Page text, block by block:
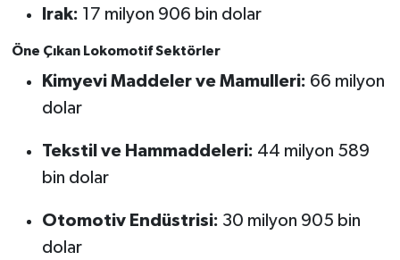
Irak: 17 milyon 906 bin dolar
Öne Çıkan Lokomotif Sektörler
Kimyevi Maddeler ve Mamulleri: 66 milyon
dolar
Tekstil ve Hammaddeleri: 44 milyon 589
bin dolar
Otomotiv Endüstrisi: 30 milyon 905 bin
dolar